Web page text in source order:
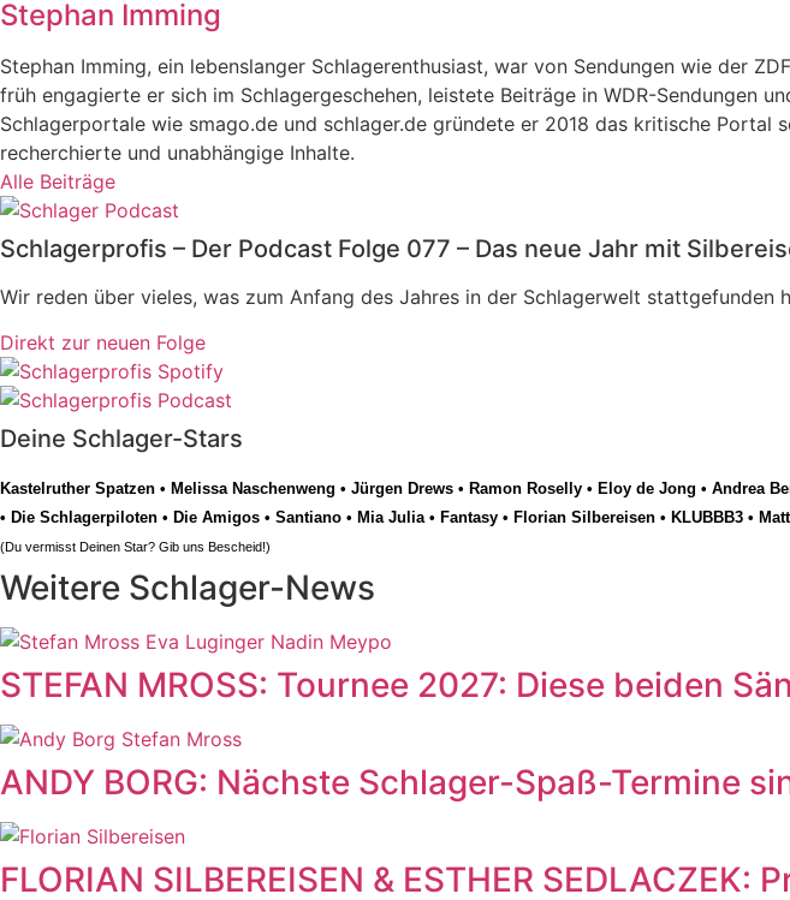
Stephan Imming
Stephan Imming, ein lebenslanger Schlagerenthusiast, war von Sendungen wie der
früh engagierte er sich im Schlagergeschehen, leistete Beiträge in WDR-Sendungen
Schlagerportale wie smago.de und schlager.de gründete er 2018 das kritische
recherchierte und unabhängige Inhalte.
Alle Beiträge
Schlagerprofis – Der Podcast Folge 077 – Das neue Jahr mit
Wir reden über vieles, was zum Anfang des Jahres in der Schlagerwelt stattgefunden
Direkt zur neuen Folge
Deine Schlager-Stars
Kastelruther Spatzen • Melissa Naschenweng • Jürgen Drews • Ramon Roselly • Eloy de Jong • Andrea
• Die Schlagerpiloten • Die Amigos • Santiano • Mia Julia• Fantasy • Florian Silbereisen • KLUBBB3 •
(Du vermisst Deinen Star? Gib uns Bescheid!)
Weitere Schlager-News
STEFAN MROSS: Tournee 2027: Diese beiden
ANDY BORG: Nächste Schlager-Spaß-Termine
FLORIAN SILBEREISEN & ESTHER